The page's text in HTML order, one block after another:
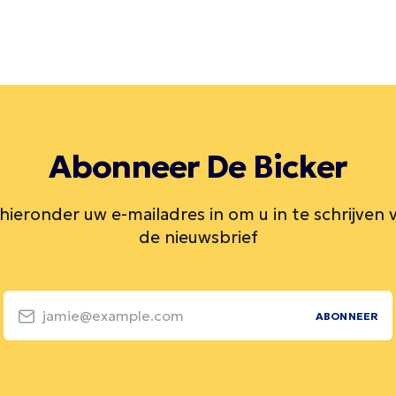
Abonneer De Bicker
uw e-mailadres in om u in te schrijven
de nieuwsbrief
jamie@example.com ABONNEER